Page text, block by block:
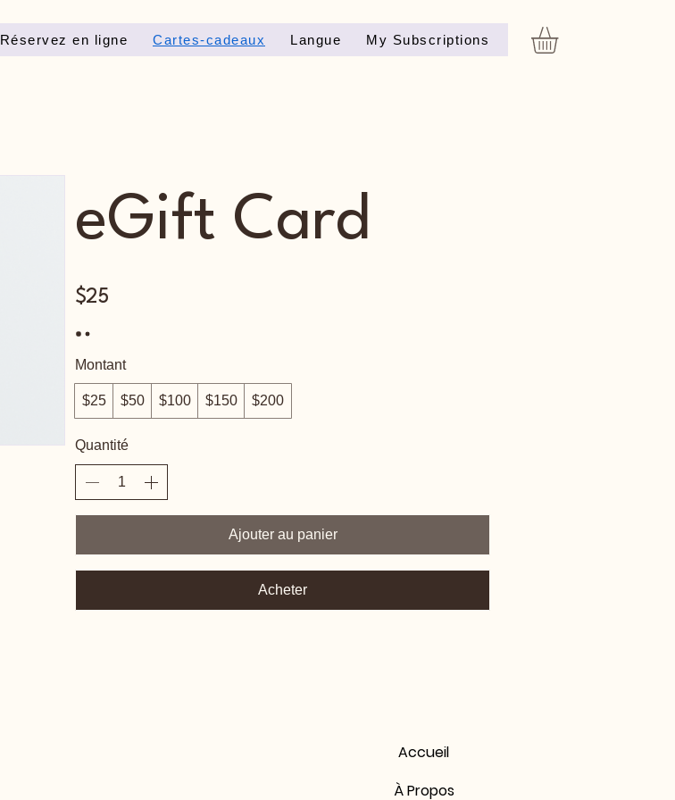
Réservez en ligne Cartes-cadeaux Langue My Subscriptions
eGift Card
$25
Montant
$25 $50 $100 $150 $200
Quantité
Ajouter au panier
Acheter
Accueil
À Propos